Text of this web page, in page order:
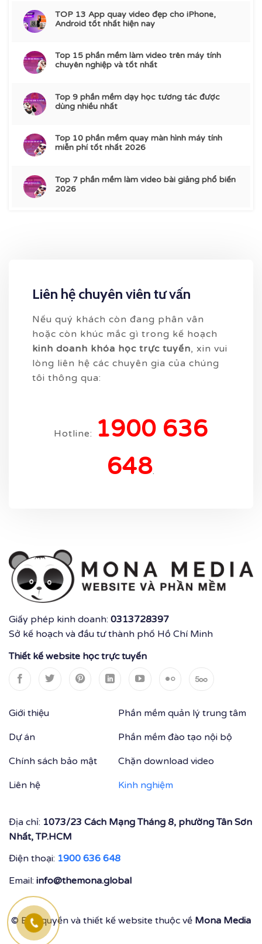
TOP 13 App quay video đẹp cho iPhone,
Android tốt nhất hiện nay
Top 15 phần mềm làm video trên máy tính
chuyên nghiệp và tốt nhất
Top 9 phần mềm dạy học tương tác được
dùng nhiều nhất
Top 10 phần mềm quay màn hình máy tính
miễn phí tốt nhất 2026
Top 7 phần mềm làm video bài giảng phổ biến
2026
Liên hệ chuyên viên tư vấn
Nếu quý khách còn đang phân vân
hoặc còn khúc mắc gì trong kế hoạch
kinh doanh khóa học trực tuyến, xin vui
lòng liên hệ các chuyên gia của chúng
tôi thông qua:
Hotline: 1900 636
648.
Giấy phép kinh doanh: 0313728397
Sở kế hoạch và đầu tư thành phố Hồ Chí Minh
Thiết kế website học trực tuyến
Giới thiệu
Dự án
Chính sách bảo mật
Liên hệ
Phần mềm quản lý trung tâm
Phần mềm đào tạo nội bộ
Chặn download video
Kinh nghiệm
Địa chỉ: 1073/23 Cách Mạng Tháng 8, phường Tân Sơn
Nhất, TP.HCM
Điện thoại: 1900 636 648
Email: info@themona.global
© Bản quyền và thiết kế website thuộc về Mona Media